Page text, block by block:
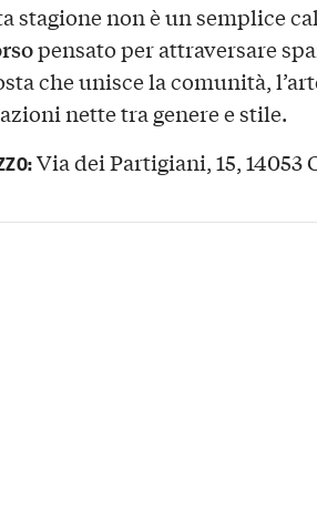
stagione non è un semplice
pensato per attraversare
che unisce la comunità,
nette tra genere e stile.
Via dei Partigiani, 15, 14053